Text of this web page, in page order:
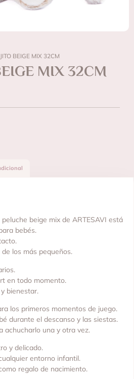
BEIGE MIX 32CM
MIX 32CM
beige mix de ARTESAVI está
bebés.
los más pequeños.
en todo momento.
bienestar.
los primeros momentos de juego.
durante el descanso y las siestas.
achucharlo una y otra vez.
y delicado.
entorno infantil.
regalo de nacimiento.